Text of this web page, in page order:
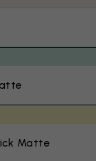
Matte